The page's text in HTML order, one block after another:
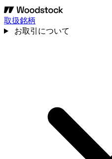
取扱銘柄
お取引について